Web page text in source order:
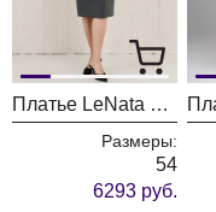
Платье LeNata 11226 серый
Размеры:
54
6293 руб.